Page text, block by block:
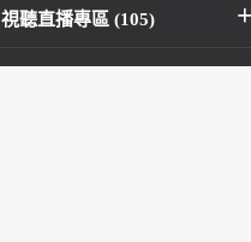
視聽直播專區 (105)